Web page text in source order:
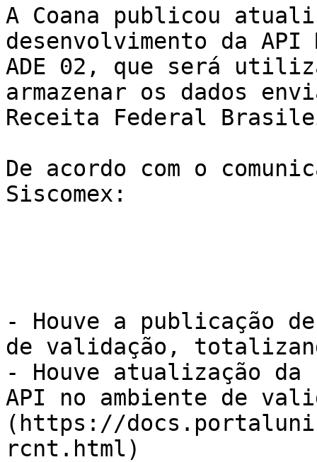
A Coana publicou
desenvolvimento da
ADE 02, que será
armazenar os dados
Receita Federal
De acordo com o
Siscomex:
- Houve a publicação
de validação,
- Houve atualização da
API no ambiente de
(https://
rcnt.html)